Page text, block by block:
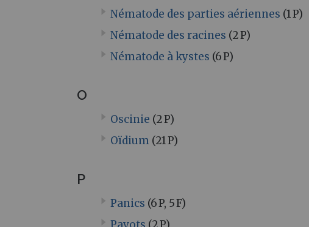
Nématode des parties aériennes (1 P)
Nématode des racines (2 P)
Nématode à kystes (6 P)
O
Oscinie (2 P)
Oïdium (21 P)
P
Panics (6 P, 5 F)